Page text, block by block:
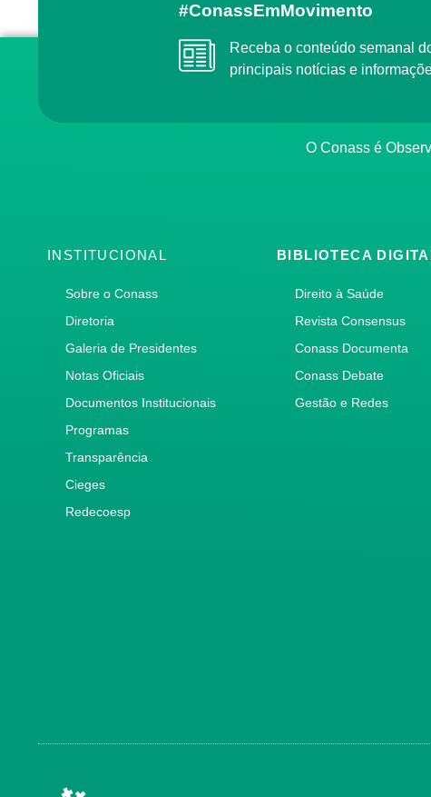
#ConassEmMovimento
Receba o conteúdo semanal do Conass com as
principais notícias e
O Conass é
INSTITUCIONAL
Sobre o Conass
Diretoria
Galeria de Presidentes
Notas Oficiais
Documentos Institucionais
Programas
Transparência
Cieges
Redecoesp
BIBLIOTECA
Direito à Saúde
Revista Consensus
Conass Documenta
Conass Debate
Gestão e Redes